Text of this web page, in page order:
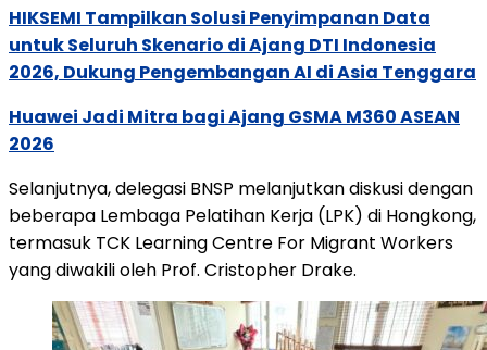
HIKSEMI Tampilkan Solusi Penyimpanan Data
untuk Seluruh Skenario di Ajang DTI Indonesia
2026, Dukung Pengembangan AI di Asia Tenggara
Huawei Jadi Mitra bagi Ajang GSMA M360 ASEAN
2026
Selanjutnya, delegasi BNSP melanjutkan diskusi dengan
beberapa Lembaga Pelatihan Kerja (LPK) di Hongkong,
termasuk TCK Learning Centre For Migrant Workers
yang diwakili oleh Prof. Cristopher Drake.